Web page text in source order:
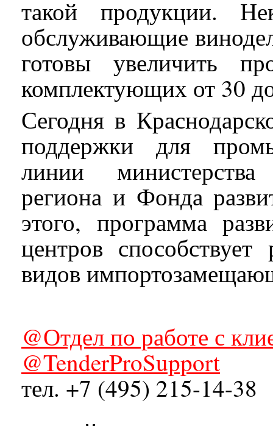
такой продукции.
обслуживающие
готовы увеличить
комплектующих от 30
Сегодня в
поддержки для
линии
региона и Фонда
этого, программа
центров
видов
@Отдел по работе с
@TenderProSupport
тел. +7 (495) 215-14-38